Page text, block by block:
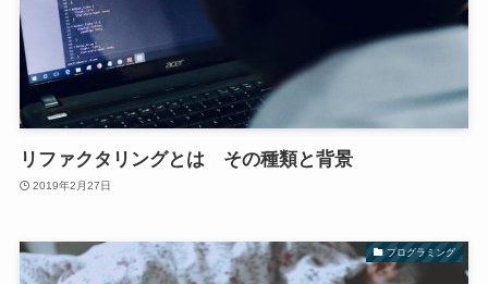
リファクタリングとは その種類と背景
2019年2月27日
プログラミング